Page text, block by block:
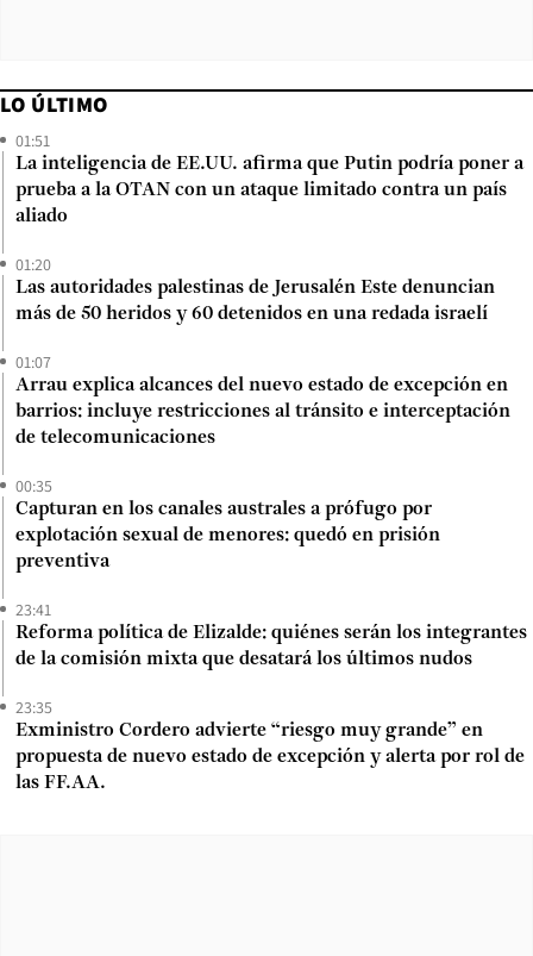
LO ÚLTIMO
01:51
La inteligencia de EE.UU. afirma que Putin podría poner a
prueba a la OTAN con un ataque limitado contra un país
aliado
01:20
Las autoridades palestinas de Jerusalén Este denuncian
más de 50 heridos y 60 detenidos en una redada israelí
01:07
Arrau explica alcances del nuevo estado de excepción en
barrios: incluye restricciones al tránsito e interceptación
de telecomunicaciones
00:35
Capturan en los canales australes a prófugo por
explotación sexual de menores: quedó en prisión
preventiva
23:41
Reforma política de Elizalde: quiénes serán los integrantes
de la comisión mixta que desatará los últimos nudos
23:35
Exministro Cordero advierte “riesgo muy grande” en
propuesta de nuevo estado de excepción y alerta por rol de
las FF.AA.